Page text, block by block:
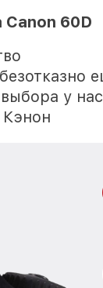
60D
у нас
Кэнон